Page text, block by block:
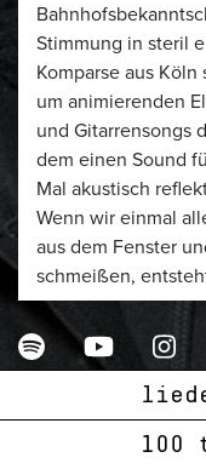
100
Stimmung in steril
Komparse aus
um animierenden
und Gitarrensongs
dem einen Sound
Mal akustisch
Wenn wir einmal
aus dem Fenster
schmeißen,
https://
HEIMATHIRSCH
Mauenheimerstr. 4